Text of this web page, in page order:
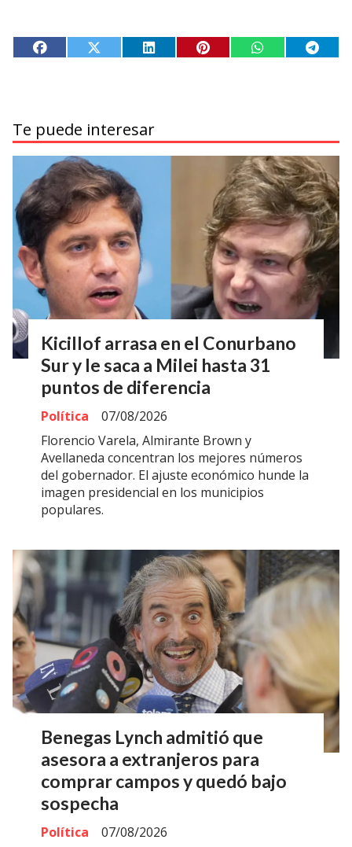
Te puede interesar
Kicillof arrasa en el Conurbano
Sur y le saca a Milei hasta 31
puntos de diferencia
Política
07/08/2026
Florencio Varela, Almirante Brown y
Avellaneda concentran los mejores números
del gobernador. El ajuste económico hunde la
imagen presidencial en los municipios
populares.
Benegas Lynch admitió que
asesora a extranjeros para
comprar campos y quedó bajo
sospecha
Política
07/08/2026